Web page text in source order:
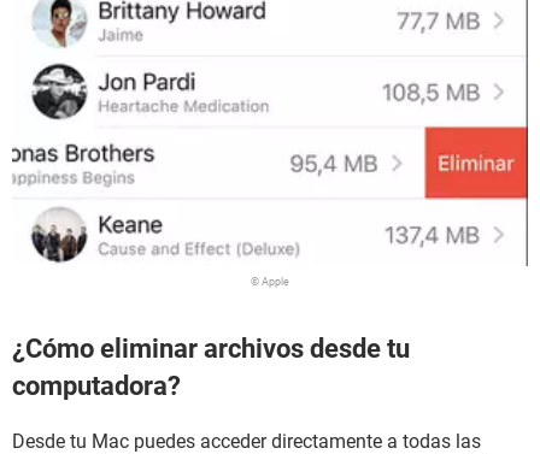
© Apple
¿Cómo eliminar archivos desde tu
computadora?
Desde tu Mac puedes acceder directamente a todas las